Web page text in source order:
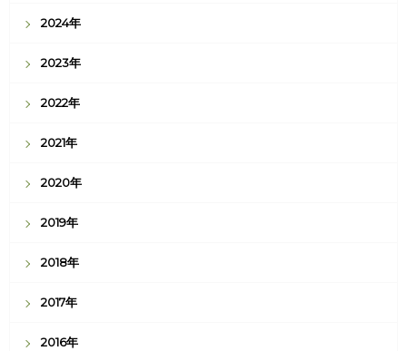
2024年
2023年
2022年
2021年
2020年
2019年
2018年
2017年
2016年